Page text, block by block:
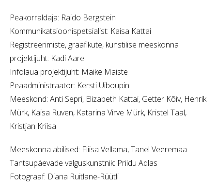
Peakorraldaja: Raido Bergstein
Kommunikatsioonispetsialist: Kaisa Kattai
Registreerimiste, graafikute, kunstilise meeskonna
projektijuht: Kadi Aare
Infolaua projektijuht: Maike Maiste
Peaadministraator: Kersti Uiboupin
Meeskond: Anti Sepri, Elizabeth Kattai, Getter Kõiv, Henrik
Mürk, Kaisa Ruven, Katarina Virve Mürk, Kristel Taal,
Kristjan Kriisa
Meeskonna abilised: Eliisa Vellama, Tanel Veeremaa
Tantsupäevade valguskunstnik: Priidu Adlas
Fotograaf: Diana Ruitlane-Rüütli